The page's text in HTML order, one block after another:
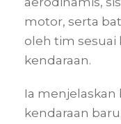
motor, serta
oleh tim sesuai
kendaraan.
Ia menjelaskan
kendaraan